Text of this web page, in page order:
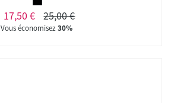
17,50 € 25,00 €
Vous économisez30%